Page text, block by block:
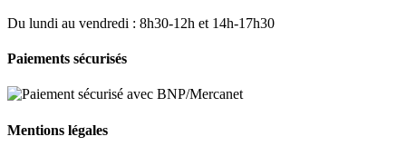
Du lundi au vendredi : 8h30-12h et 14h-17h30
Paiements sécurisés
Mentions légales